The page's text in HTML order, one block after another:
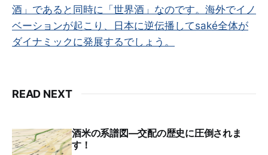
酒」であると同時に「世界酒」なのです。海外でイノ
ベーションが起こり、日本に逆伝播してsaké全体が
ダイナミックに発展するでしょう。
READ NEXT
酒米の系譜図―交配の歴史に圧倒されま
す！